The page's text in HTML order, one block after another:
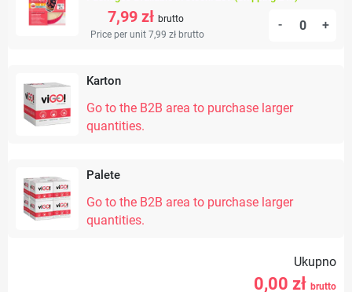
7,99 zł brutto
Price per unit 7,99 zł brutto
- +
Karton
Go to the B2B area to purchase larger
quantities.
Palete
Go to the B2B area to purchase larger
quantities.
Ukupno
0,00 zł brutto